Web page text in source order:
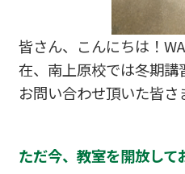
皆さん、こんにちは！
在、南上原校では冬期講
お問い合わせ頂いた皆
することも可能です！
のために！ 受験生以外は
ただ今、教室を開放して